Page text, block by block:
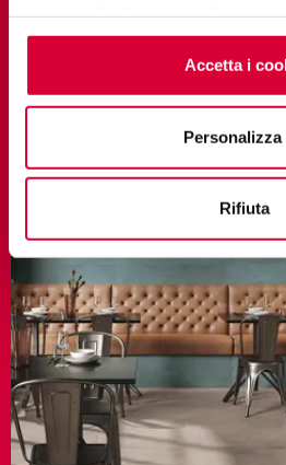
cookieclicchi qui. Il consenso
cliccando sul tasto “Accetta i
cookie di profilazione può negare
Accetta i
Personalizza
Rifiuta
дизайна.